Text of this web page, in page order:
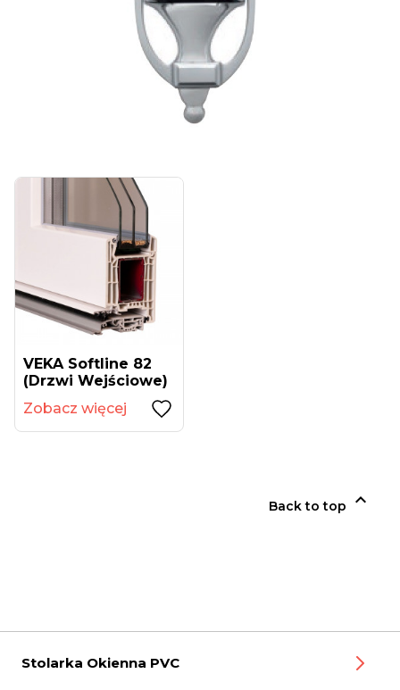
VEKA Softline 82
(drzwi Wejściowe)
Zobacz więcej
Back to top 
Stolarka Okienna PVC